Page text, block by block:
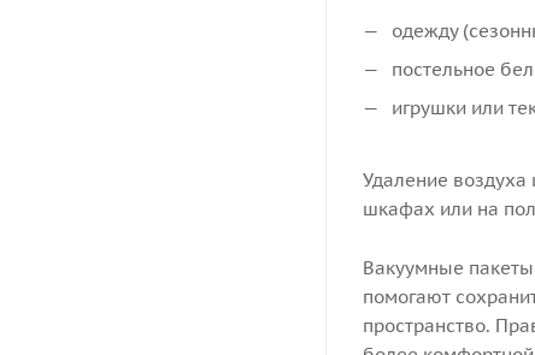
одежду
постельное
игрушки или
Удаление воздуха
шкафах или на
Вакуумные
помогают
пространство.